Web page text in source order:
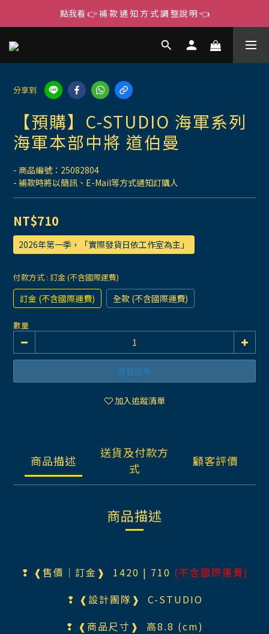
點我看 👉 補 款 通 知 方 式 調 整說 明 👈
分享到
【預購】C-STUDIO 海軍系列
海軍本部中將 道伯曼
- 商品編號：25082804
- 補款時將以簡訊、E-Mail等方式通知訂購人
NT$710
2026年第一季，「實際發貨日依工作室為主」
付款方式 : 訂金 (不含國際運費)
訂金 (不含國際運費) 全款 (不含國際運費)
數量
販售結束
加入追蹤清單
商品描述
送貨及付款方
式
顧客評價
商品描述
❢ ❰售價｜訂金❱ 1420 | 710 (不含國際運費)
❢ ❰設計團隊❱ C-STUDIO
❢ ❰商品尺寸❱ 高8.8 (cm)